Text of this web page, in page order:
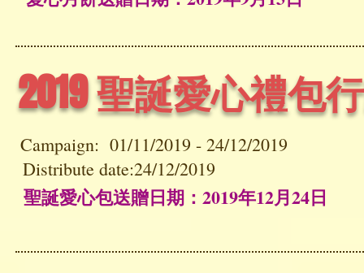
2019 聖誕愛心禮包
Campaign: 01/11/2019 - 24/12/2019
Distribute date:24/12/2019
聖誕愛心包送贈日期：2019年12月24日